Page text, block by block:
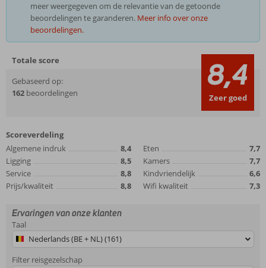
meer weergegeven om de relevantie van de getoonde
beoordelingen te garanderen. Meer info over onze
beoordelingen.
Totale score
Gebaseerd op:
162 beoordelingen 8,4
Zeer goed
Scoreverdeling
Algemene indruk
8,4
Ligging
8,5
Service
8,8
Prijs/kwaliteit
8,8
Eten
7,7
Kamers
7,7
Kindvriendelijk
6,6
Wifi kwaliteit
7,3
Ervaringen van onze klanten
Taal
Nederlands (BE + NL) (161)
Filter reisgezelschap